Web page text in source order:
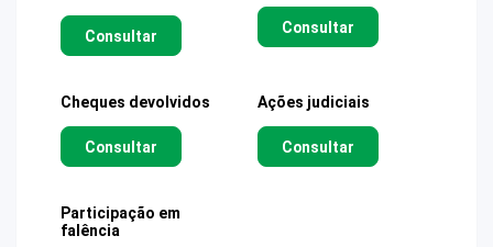
Consultar Consultar
Cheques devolvidos
Consultar
Ações judiciais
Consultar
Participação em
falência